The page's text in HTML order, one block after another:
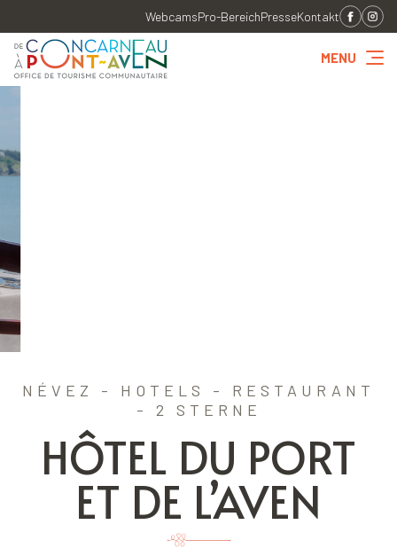
WebcamsPro-BereichPresseKontakt
MENU
NÉVEZ - HOTELS - RESTAURANT
- 2 STERNE
HÔTEL DU PORT
ET DE L’AVEN